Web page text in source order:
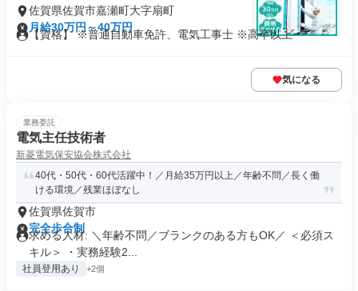
佐賀県佐賀市嘉瀬町大字扇町
月給30万円～40万円
【資格】 ※普通自動車免許、電気工事士 ※高卒以上
気になる
業務委託
電気主任技術者
新菱電気保安協会株式会社
40代・50代・60代活躍中！／月給35万円以上／年齢不問／長く働
ける環境／残業ほぼなし
佐賀県佐賀市
完全歩合制
求める人材: ＼年齢不問／ブランクのある方もOK／ ＜必須ス
キル＞ ・実務経験2...
社員登用あり +2個